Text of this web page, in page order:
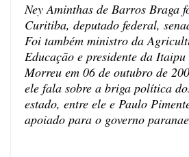
Ney Aminthas de Barros Braga
Curitiba, deputado federal,
Foi também ministro da
Educação e presidente da
Morreu em 06 de outubro de
ele fala sobre a briga política
estado, entre ele e Paulo
apoiado para o governo